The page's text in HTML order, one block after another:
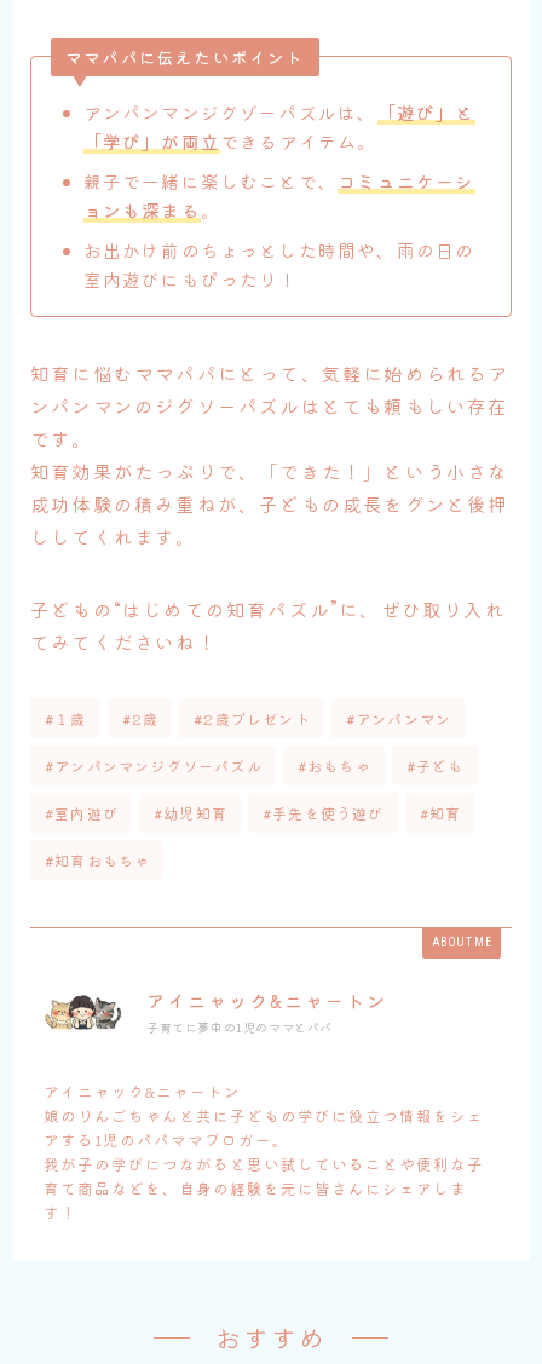
ママパパに伝えたいポイント
アンパンマンジグゾーパズルは、
「遊び」と
「学び」が両立 できるアイテム。
親子で一緒に楽しむことで、
コミュニケーシ
ョンも深まる 。
お出かけ前のちょっとした時間や、雨の日の
室内遊びにもぴったり！
知育に悩むママパパにとって、気軽に始められるア
ンパンマンのジグソーパズルはとても頼もしい存在
です。
知育効果がたっぷりで、「できた！」という小さな
成功体験の積み重ねが、子どもの成長をグンと後押
ししてくれます。
子どもの“はじめての知育パズル”に、ぜひ取り入れ
てみてくださいね！
#１歳 #2歳 #2歳プレゼント #アンパンマン
#アンパンマンジグソーパズル #おもちゃ #子ども
#室内遊び #幼児知育 #手先を使う遊び #知育
#知育おもちゃ
ABOUT ME
アイニャック&ニャートン
子育てに夢中の1児のママとパパ
アイニャック&ニャートン
娘のりんごちゃんと共に子どもの学びに役立つ情報をシェ
アする1児のパパママブロガー。
我が子の学びにつながると思い試していることや便利な子
育て商品などを、自身の経験を元に皆さんにシェアしま
す！
おすすめ